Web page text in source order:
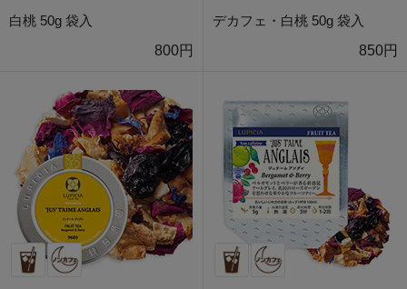
白桃 50g 袋入
800円
デカフェ・白桃 50g 袋入
850円